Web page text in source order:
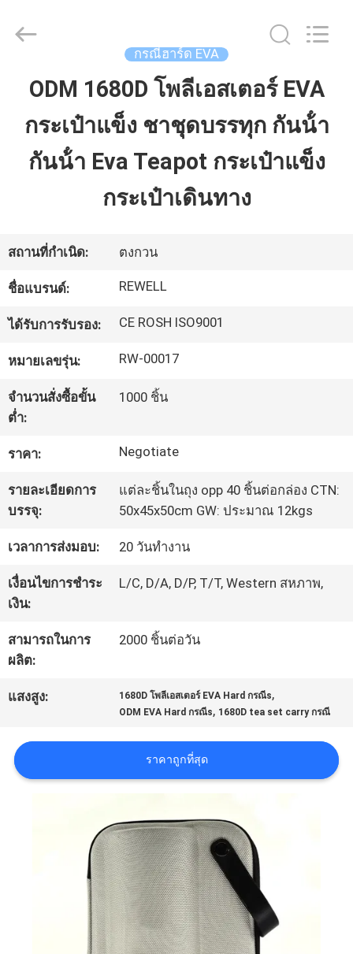
บ้าน
สินค้า
กับ
เรา
โรงงาน
เว็บไซต์
POLICY
Group
Limited.
Developed
กรณีฮาร์ด EVA
ODM 1680D โพลีเอสเตอร์ EVA
กระเป๋าแข็ง ชาชุดบรรทุก กันน้ํา
กันน้ํา Eva Teapot กระเป๋าแข็ง
กระเป๋าเดินทาง
สถานที่กำเนิด: ตงกวน
ชื่อแบรนด์: REWELL
ได้รับการรับรอง: CE ROSH ISO9001
หมายเลขรุ่น: RW-00017
จำนวนสั่งซื้อขั้น
ต่ำ:
1000 ชิ้น
ราคา: Negotiate
รายละเอียดการ
บรรจุ:
แต่ละชิ้นในถุง opp 40 ชิ้นต่อกล่อง CTN:
50x45x50cm GW: ประมาณ 12kgs
เวลาการส่งมอบ: 20 วันทำงาน
เงื่อนไขการชำระ
เงิน:
L/C, D/A, D/P, T/T, Western สหภาพ,
สามารถในการ
ผลิต:
2000 ชิ้นต่อวัน
แสงสูง: 1680D โพลีเอสเตอร์ EVA Hard กรณีs,
ODM EVA Hard กรณีs, 1680D tea set carry กรณี
ราคาถูกที่สุด